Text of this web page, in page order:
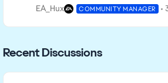
EA_Hux COMMUNITY MANAGER
Recent Discussions